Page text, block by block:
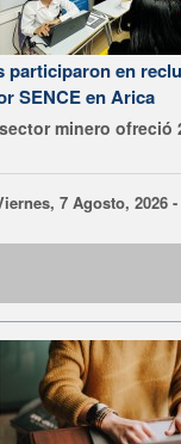
participaron en
SENCE en Arica
minero ofreció
7 Agosto, 2026 -